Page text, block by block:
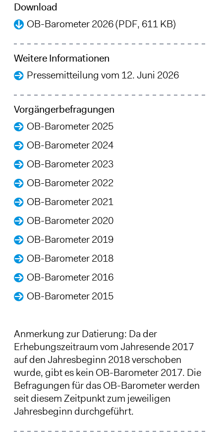
Download
OB-Barometer 2026 (PDF, 611 KB)
Weitere Informationen
Pressemitteilung vom 12. Juni 2026
Vorgängerbefragungen
OB-Barometer 2025
OB-Barometer 2024
OB-Barometer 2023
OB-Barometer 2022
OB-Barometer 2021
OB-Barometer 2020
OB-Barometer 2019
OB-Barometer 2018
OB-Barometer 2016
OB-Barometer 2015
Anmerkung zur Datierung: Da der
Erhebungszeitraum vom Jahresende 2017
auf den Jahresbeginn 2018 verschoben
wurde, gibt es kein OB-Barometer 2017. Die
Befragungen für das OB-Barometer werden
seit diesem Zeitpunkt zum jeweiligen
Jahresbeginn durchgeführt.